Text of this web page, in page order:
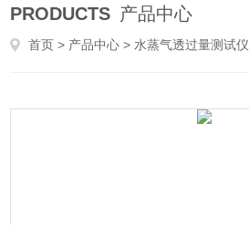
PRODUCTS 产品中心
首页 > 产品中心 > 水蒸气透过量测试仪